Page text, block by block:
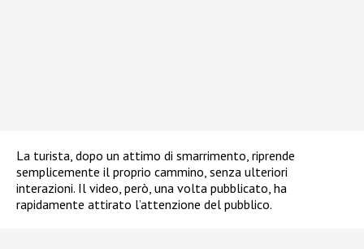
La turista, dopo un attimo di smarrimento, riprende
semplicemente il proprio cammino, senza ulteriori
interazioni. Il video, però, una volta pubblicato, ha
rapidamente attirato l’attenzione del pubblico.